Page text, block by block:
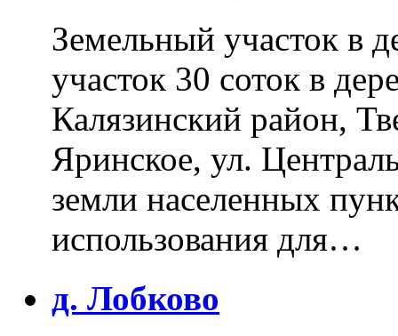
Земельный участок в
участок 30 соток в
Калязинский район,
Яринское, ул.
земли населенных
использования для…
д. Лобково